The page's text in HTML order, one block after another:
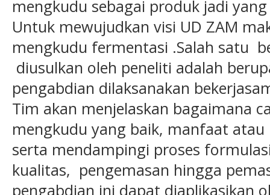
mengkudu sebagai produk jadi
Untuk mewujudkan visi UD ZAM
mengkudu fermentasi .Salah satu
diusulkan oleh peneliti adalah
pengabdian dilaksanakan
Tim akan menjelaskan bagaimana
mengkudu yang baik, manfaat
serta mendampingi proses
kualitas, pengemasan hingga
pengabdian ini dapat diaplikasikan